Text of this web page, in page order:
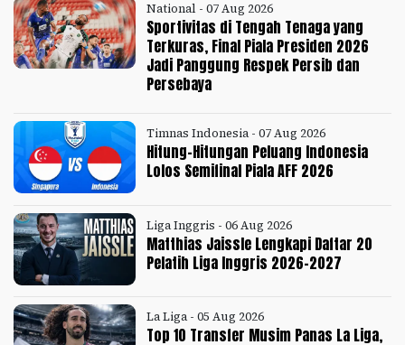
National - 07 Aug 2026
Sportivitas di Tengah Tenaga yang
Terkuras, Final Piala Presiden 2026
Jadi Panggung Respek Persib dan
Persebaya
Timnas Indonesia - 07 Aug 2026
Hitung-Hitungan Peluang Indonesia
Lolos Semifinal Piala AFF 2026
Liga Inggris - 06 Aug 2026
Matthias Jaissle Lengkapi Daftar 20
Pelatih Liga Inggris 2026-2027
La Liga - 05 Aug 2026
Top 10 Transfer Musim Panas La Liga,